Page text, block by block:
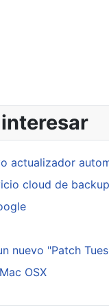
de formato en Excel
actualizador
cloud de backup
nuevo "Patch
OSX